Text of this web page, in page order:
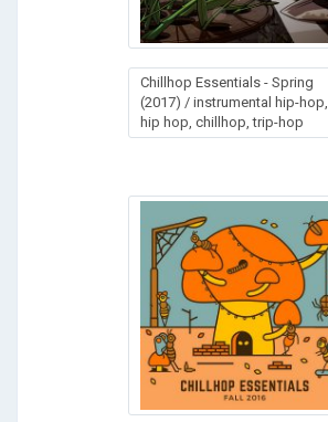
Chillhop Essentials - Spring
(2017) / instrumental hip-hop,
hip hop, chillhop, trip-hop